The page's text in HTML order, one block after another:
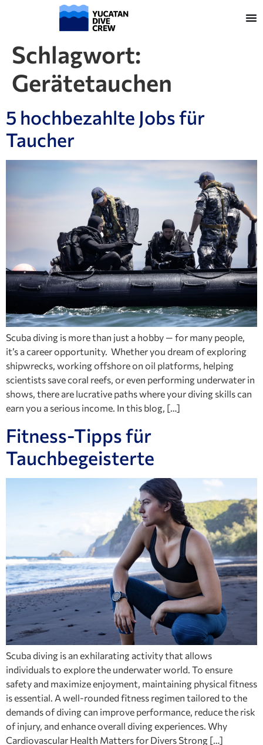
Schlagwort:
Gerätetauchen
5 hochbezahlte Jobs für
Taucher
Scuba diving is more than just a hobby — for many people,
it’s a career opportunity. Whether you dream of exploring
shipwrecks, working offshore on oil platforms, helping
scientists save coral reefs, or even performing underwater in
shows, there are lucrative paths where your diving skills can
earn you a serious income. In this blog, […]
Fitness-Tipps für
Tauchbegeisterte
Scuba diving is an exhilarating activity that allows
individuals to explore the underwater world. To ensure
safety and maximize enjoyment, maintaining physical fitness
is essential. A well-rounded fitness regimen tailored to the
demands of diving can improve performance, reduce the risk
of injury, and enhance overall diving experiences. Why
Cardiovascular Health Matters for Divers Strong […]